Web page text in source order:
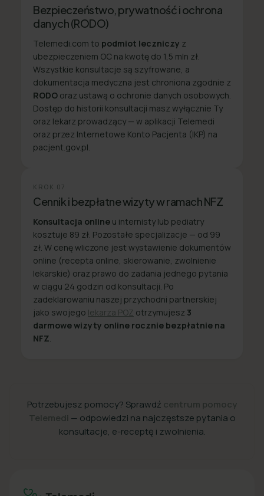
Bezpieczeństwo, prywatność i ochrona
danych (RODO)
Telemedi.com to podmiot leczniczy z
ubezpieczeniem OC na kwotę do 1,5 mln zł.
Wszystkie konsultacje są szyfrowane, a
dokumentacja medyczna jest chroniona zgodnie z
RODO oraz ustawą o ochronie danych osobowych.
Dostęp do historii konsultacji masz wyłącznie Ty
oraz lekarz prowadzący — w aplikacji Telemedi
oraz przez Internetowe Konto Pacjenta (IKP) na
pacjent.gov.pl.
KROK 07
Cennik i bezpłatne wizyty w ramach NFZ
Konsultacja online u internisty lub pediatry
kosztuje 89 zł. Pozostałe specjalizacje — od 99
zł. W cenę wliczone jest wystawienie dokumentów
online (recepta online, skierowanie, zwolnienie
lekarskie) oraz prawo do zadania jednego pytania
w ciągu 24 godzin od konsultacji. Po
zadeklarowaniu naszej przychodni partnerskiej
jako swojego lekarza POZ otrzymujesz 3
darmowe wizyty online rocznie bezpłatnie na
NFZ
Potrzebujesz pomocy? Sprawdź centrum pomocy
Telemedi — odpowiedzi na najczęstsze pytania o
konsultacje, e-receptę i zwolnienia.